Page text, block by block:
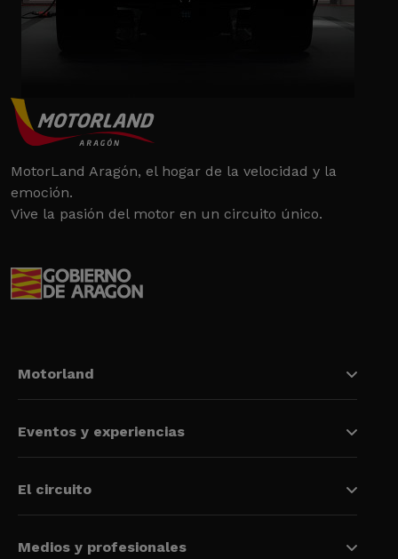
MotorLand Aragón, el hogar de la velocidad y la
emoción.
Vive la pasión del motor en un circuito único.
Motorland
Eventos y experiencias
El circuito
Medios y profesionales